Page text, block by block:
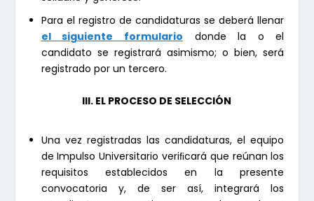
Para el registro de candidaturas se deberá llenar
el siguiente formulario donde la o el
candidato se registrará asimismo; o bien, será
registrado por un tercero.
III. EL PROCESO DE SELECCIÓN
Una vez registradas las candidaturas, el equipo
de Impulso Universitario veriﬁcará que reúnan los
requisitos establecidos en la presente
convocatoria y, de ser así, integrará los